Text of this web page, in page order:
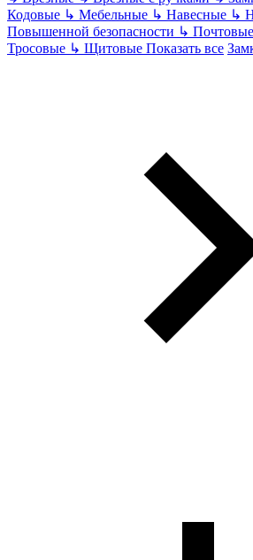
Кодовые ↳ Мебельные ↳ Навесные ↳
Повышенной безопасности ↳ Почтовые
Тросовые ↳ Щитовые Показать все